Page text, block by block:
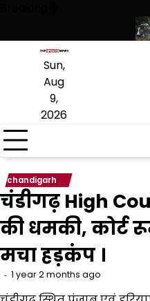
content
Sun,
Aug
9,
2026
chandigarh
चंडीगढ़ High
की धमकी, कोर्ट
मचा हड़कंप ।
1 year 2 months ago